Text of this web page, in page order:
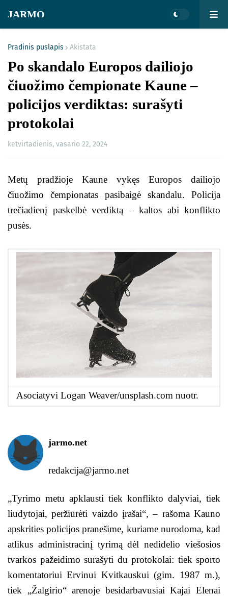
JARMO
Pradinis puslapis Akistata
Po skandalo Europos dailiojo
čiuožimo čempionate Kaune –
policijos verdiktas: surašyti
protokolai
ketvirtadienis, vasario 22, 2024
Metų pradžioje Kaune vykęs Europos dailiojo
čiuožimo čempionatas pasibaigė skandalu. Policija
trečiadienį paskelbė verdiktą – kaltos abi konflikto
pusės.
Asociatyvi Logan Weaver/unsplash.com nuotr.
jarmo.net
redakcija@jarmo.net
„Tyrimo metu apklausti tiek konflikto dalyviai, tiek
liudytojai, peržiūrėti vaizdo įrašai“, – rašoma Kauno
apskrities policijos pranešime, kuriame nurodoma, kad
atlikus administracinį tyrimą dėl nedidelio viešosios
tvarkos pažeidimo surašyti du protokolai: tiek sporto
komentatoriui Ervinui Kvitkauskui (gim. 1987 m.),
tiek „Žalgirio“ arenoje besidarbavusiai Kajai Elenai